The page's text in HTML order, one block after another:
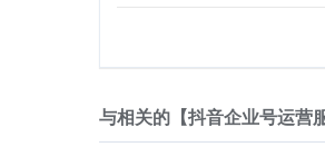
与相关的【抖音企业号运营